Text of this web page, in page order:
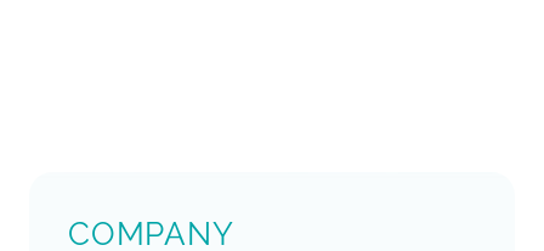
COMPANY